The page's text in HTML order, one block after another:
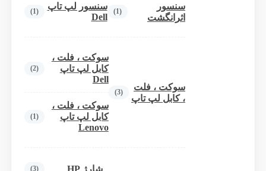
سنسور
اثرانگشت
(1)
سنسور لپ تاپ
Dell
(1)
سوکت ، فلت
، کابل لپ تاپ
(3)
سوکت ، فلت ،
کابل لپ تاپ
Dell
(2)
سوکت ، فلت ،
کابل لپ تاپ
Lenovo
(1)
شارژ HP (3)